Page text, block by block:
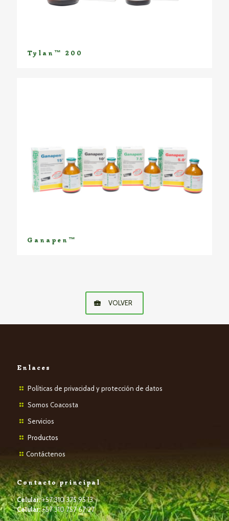
Tylan™ 200
Ganapen™
VOLVER
Enlaces
Políticas de privacidad y protección de datos
Somos Coacosta
Servicios
Productos
Contáctenos
Contacto principal
Celular:+57 310 375 95 13
Celular:+57 310 757 67 27